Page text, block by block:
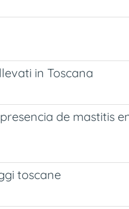
in Toscana
de mastitis
toscane